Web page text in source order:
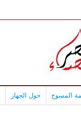
المسوح حول الجهاز